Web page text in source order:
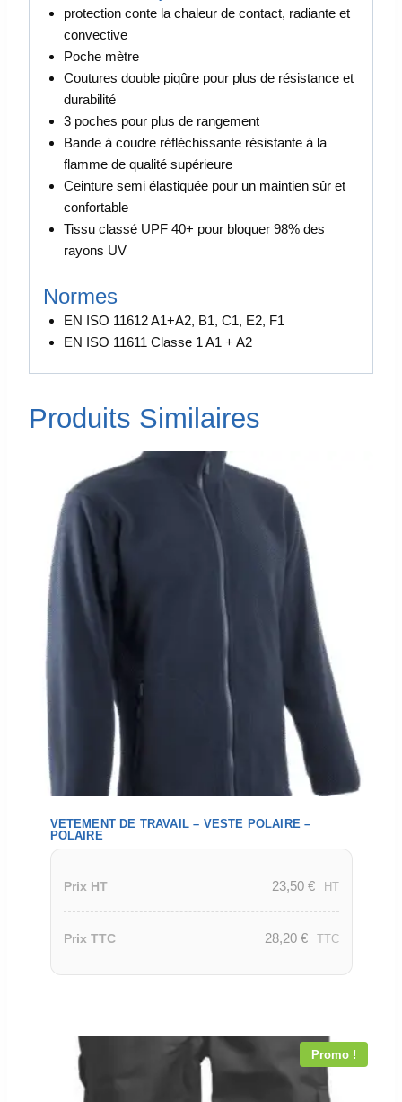
protection conte la chaleur de contact, radiante et
convective
Poche mètre
Coutures double piqûre pour plus de résistance et
durabilité
3 poches pour plus de rangement
Bande à coudre réfléchissante résistante à la
flamme de qualité supérieure
Ceinture semi élastiquée pour un maintien sûr et
confortable
Tissu classé UPF 40+ pour bloquer 98% des
rayons UV
Normes
EN ISO 11612 A1+A2, B1, C1, E2, F1
EN ISO 11611 Classe 1 A1 + A2
Produits Similaires
VETEMENT DE TRAVAIL – VESTE POLAIRE –
POLAIRE
Prix HT 23,50 € HT
Prix TTC 28,20 € TTC
Promo !